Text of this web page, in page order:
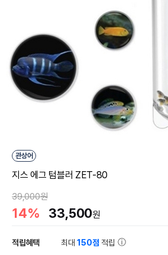
관상어
지스 에그 텀블러 ZET-80
39,000원
14% 33,500원
적립혜택 최대150점 적립